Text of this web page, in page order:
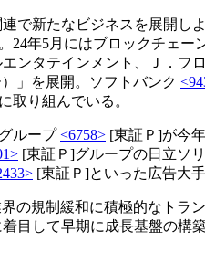
連で新たなビジネスを展開し
24年5月にはブロックチェー
エンタテインメント、Ｊ．
）」を展開。ソフトバンク
取り組んでいる。
ループ<6758> [東証Ｐ]が今
[東証Ｐ]グループの日立ソ
[東証Ｐ]といった広告大
の規制緩和に積極的なトラ
着目して早期に成長基盤の